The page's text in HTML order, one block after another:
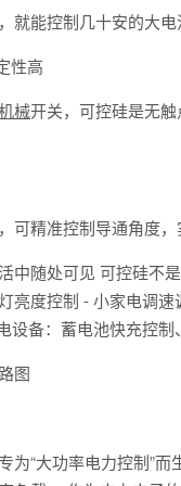
就能控制几十安的大
性高
械开关，可控硅是无
可精准控制导通角度
中随处可见 可控硅不
亮度控制 - 小家电调
设备：蓄电池快充控
图
为“大功率电力控制”